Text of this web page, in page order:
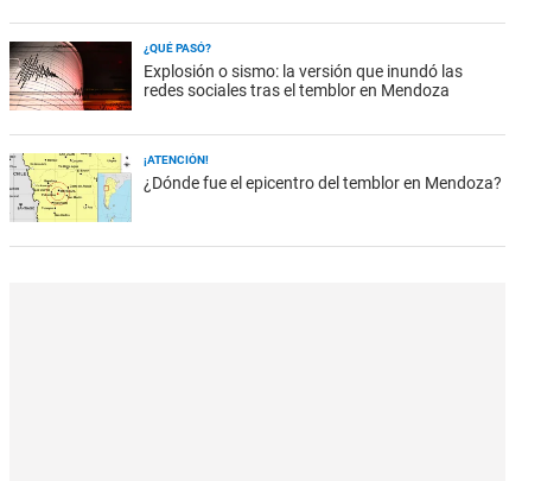
¿QUÉ PASÓ?
Explosión o sismo: la versión que inundó las
redes sociales tras el temblor en Mendoza
¡ATENCIÓN!
¿Dónde fue el epicentro del temblor en Mendoza?